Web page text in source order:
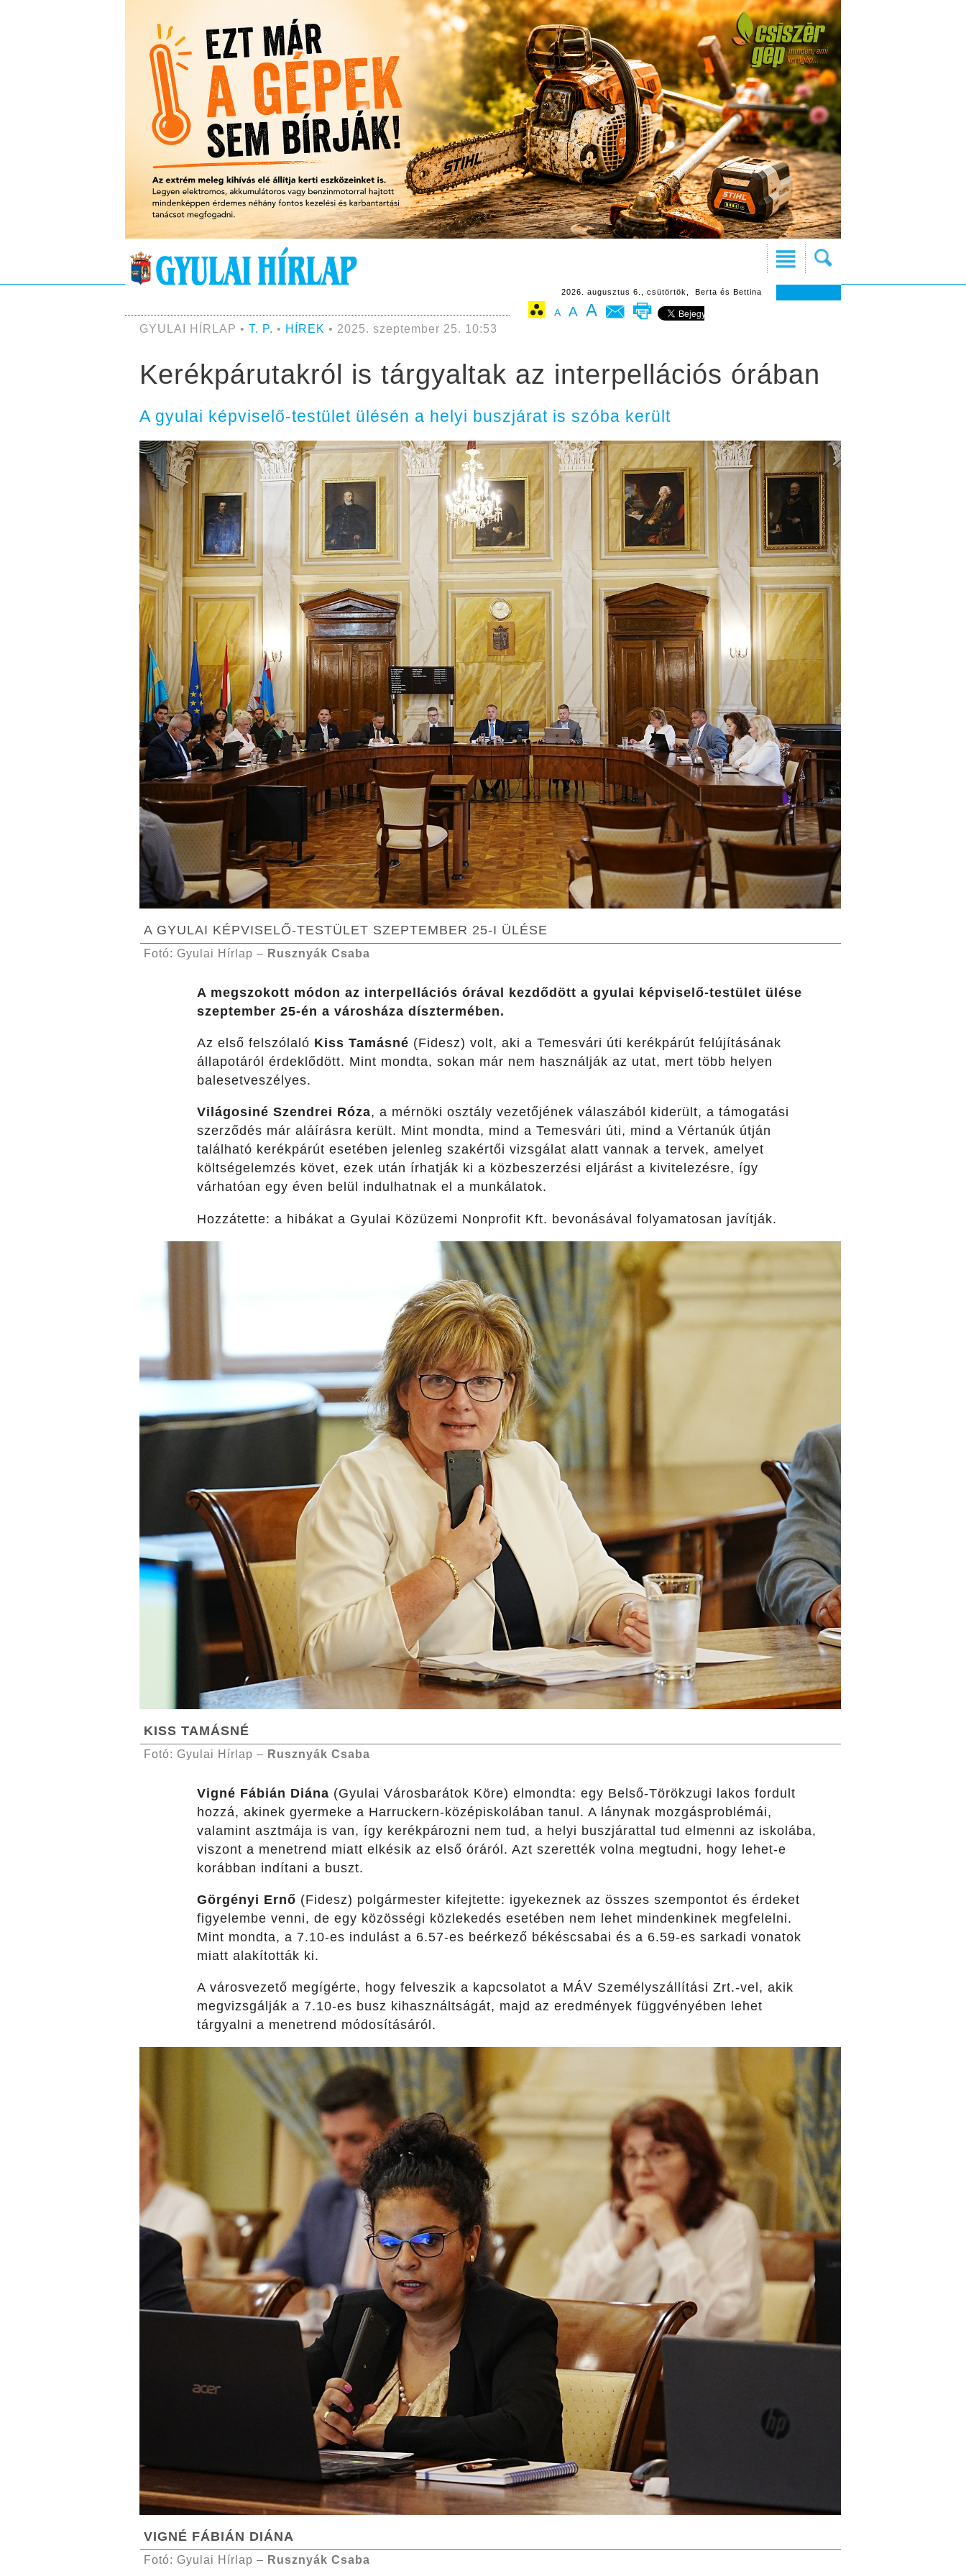
2026. augusztus 6., csütörtök, Berta és Bettina
A A A
GYULAI HÍRLAP • T. P. • HÍREK • 2025. szeptember 25. 10:53
Kerékpárutakról is tárgyaltak az interpellációs órában
A gyulai képviselő-testület ülésén a helyi buszjárat is szóba került
A GYULAI KÉPVISELŐ-TESTÜLET SZEPTEMBER 25-I ÜLÉSE
Fotó: Gyulai Hírlap – Rusznyák Csaba
A megszokott módon az interpellációs órával kezdődött a gyulai képviselő-testület ülése
szeptember 25-én a városháza dísztermében.
Az első felszólaló Kiss Tamásné (Fidesz) volt, aki a Temesvári úti kerékpárút felújításának
állapotáról érdeklődött. Mint mondta, sokan már nem használják az utat, mert több helyen
balesetveszélyes.
Világosiné Szendrei Róza, a mérnöki osztály vezetőjének válaszából kiderült, a támogatási
szerződés már aláírásra került. Mint mondta, mind a Temesvári úti, mind a Vértanúk útján
található kerékpárút esetében jelenleg szakértői vizsgálat alatt vannak a tervek, amelyet
költségelemzés követ, ezek után írhatják ki a közbeszerzési eljárást a kivitelezésre, így
várhatóan egy éven belül indulhatnak el a munkálatok.
Hozzátette: a hibákat a Gyulai Közüzemi Nonprofit Kft. bevonásával folyamatosan javítják.
KISS TAMÁSNÉ
Fotó: Gyulai Hírlap – Rusznyák Csaba
Vigné Fábián Diána (Gyulai Városbarátok Köre) elmondta: egy Belső-Törökzugi lakos fordult
hozzá, akinek gyermeke a Harruckern-középiskolában tanul. A lánynak mozgásproblémái,
valamint asztmája is van, így kerékpározni nem tud, a helyi buszjárattal tud elmenni az iskolába,
viszont a menetrend miatt elkésik az első óráról. Azt szerették volna megtudni, hogy lehet-e
korábban indítani a buszt.
Görgényi Ernő (Fidesz) polgármester kifejtette: igyekeznek az összes szempontot és érdeket
figyelembe venni, de egy közösségi közlekedés esetében nem lehet mindenkinek megfelelni.
Mint mondta, a 7.10-es indulást a 6.57-es beérkező békéscsabai és a 6.59-es sarkadi vonatok
miatt alakították ki.
A városvezető megígérte, hogy felveszik a kapcsolatot a MÁV Személyszállítási Zrt.-vel, akik
megvizsgálják a 7.10-es busz kihasználtságát, majd az eredmények függvényében lehet
tárgyalni a menetrend módosításáról.
VIGNÉ FÁBIÁN DIÁNA
Fotó: Gyulai Hírlap – Rusznyák Csaba